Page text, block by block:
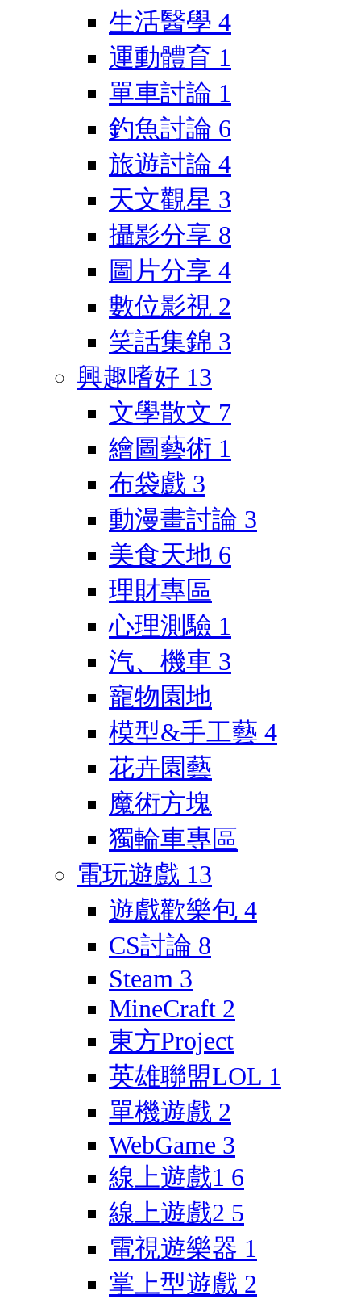
生活醫學 4
運動體育 1
單車討論 1
釣魚討論 6
旅遊討論 4
天文觀星 3
攝影分享 8
圖片分享 4
數位影視 2
笑話集錦 3
興趣嗜好 13
文學散文 7
繪圖藝術 1
布袋戲 3
動漫畫討論 3
美食天地 6
理財專區
心理測驗 1
汽、機車 3
寵物園地
模型&手工藝 4
花卉園藝
魔術方塊
獨輪車專區
電玩遊戲 13
遊戲歡樂包 4
CS討論 8
Steam 3
MineCraft 2
東方Project
英雄聯盟LOL 1
單機遊戲 2
WebGame 3
線上遊戲1 6
線上遊戲2 5
電視遊樂器 1
掌上型遊戲 2